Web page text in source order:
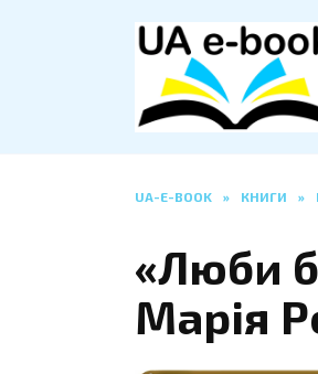
UA-E-BOOK » КНИГИ »
«Люби
Марія